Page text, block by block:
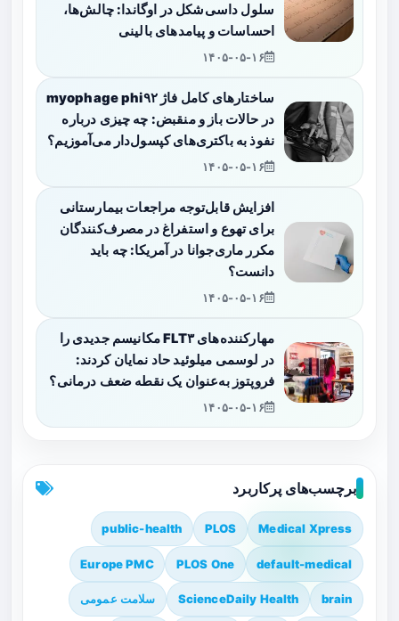
سلول داسی‌شکل در اوگاندا: چالش‌ها،
احساسات و پیامدهای بالینی
۱۴۰۵-۰۵-۱۶
ساختارهای کامل فاژ myophage phi۹۲
در حالات باز و منقبض: چه چیزی درباره
نفوذ به باکتری‌های کپسول‌دار می‌آموزیم؟
۱۴۰۵-۰۵-۱۶
افزایش قابل‌توجه مراجعات بیمارستانی
برای تهوع و استفراغ در مصرف‌کنندگان
مکرر ماری‌جوانا در آمریکا: چه باید
دانست؟
۱۴۰۵-۰۵-۱۶
مهارکننده‌های FLT۳ مکانیسم جدیدی را
در لوسمی میلوئید حاد نمایان کردند:
فروپتوز به‌عنوان یک نقطه ضعف درمانی؟
۱۴۰۵-۰۵-۱۶
برچسب‌های پرکاربرد
Medical Xpress
PLOS
public-health
default-medical
PLOS One
Europe PMC
brain
ScienceDaily Health سلامت عمومی